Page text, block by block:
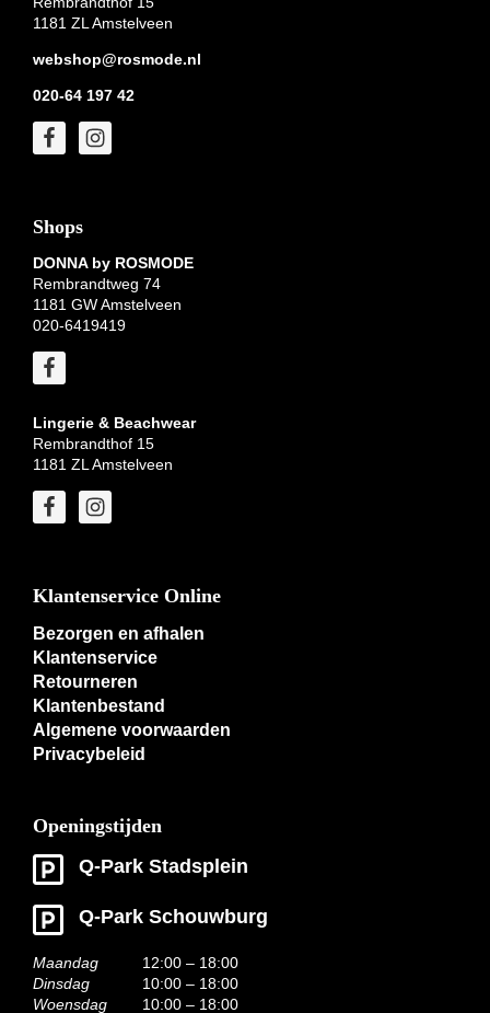
1181 ZL Amstelveen
webshop@rosmode.nl
020-64 197 42
Shops
DONNA by ROSMODE
Rembrandtweg 74
1181 GW Amstelveen
020-6419419
Lingerie & Beachwear
Rembrandthof 15
1181 ZL Amstelveen
Klantenservice Online
Bezorgen en afhalen
Klantenservice
Retourneren
Klantenbestand
Algemene voorwaarden
Privacybeleid
Openingstijden
Q-Park Stadsplein
Q-Park Schouwburg
Maandag
12:00 – 18:00
Dinsdag
10:00 – 18:00
Woensdag
10:00 – 18:00